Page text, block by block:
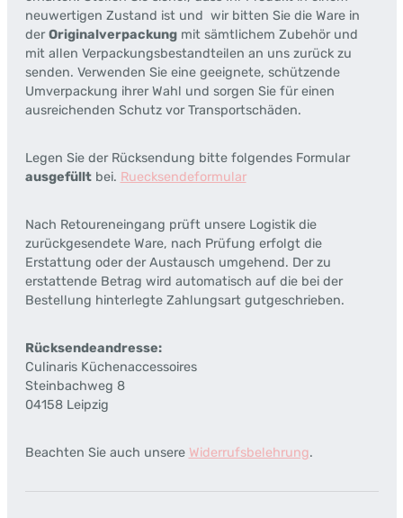
neuwertigen Zustand ist und wir bitten Sie die Ware in
derOriginalverpackungmit sämtlichem Zubehör und
mit allen Verpackungsbestandteilen an uns zurück zu
senden. Verwenden Sie eine geeignete, schützende
Umverpackung ihrer Wahl und sorgen Sie für einen
ausreichenden Schutz vor Transportschäden.
Legen Sie der Rücksendung bitte folgendes Formular
ausgefülltbei. Ruecksendeformular
Nach Retoureneingang prüft unsere Logistik die
zurückgesendete Ware, nach Prüfung erfolgt die
Erstattung oder der Austausch umgehend. Der zu
erstattende Betrag wird automatisch auf die bei der
Bestellung hinterlegte Zahlungsart gutgeschrieben.
Rücksendeandresse:
Culinaris Küchenaccessoires
Steinbachweg 8
04158 Leipzig
Beachten Sie auch unsere Widerrufsbelehrung.